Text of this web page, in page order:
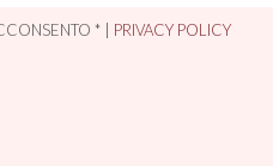
* | PRIVACY POLICY